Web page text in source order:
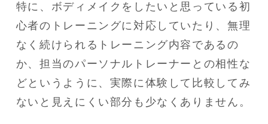
特に、ボディメイクをしたいと思っている初
心者のトレーニングに対応していたり、無理
なく続けられるトレーニング内容であるの
か、担当のパーソナルトレーナーとの相性な
どというように、実際に体験して比較してみ
ないと見えにくい部分も少なくありません。